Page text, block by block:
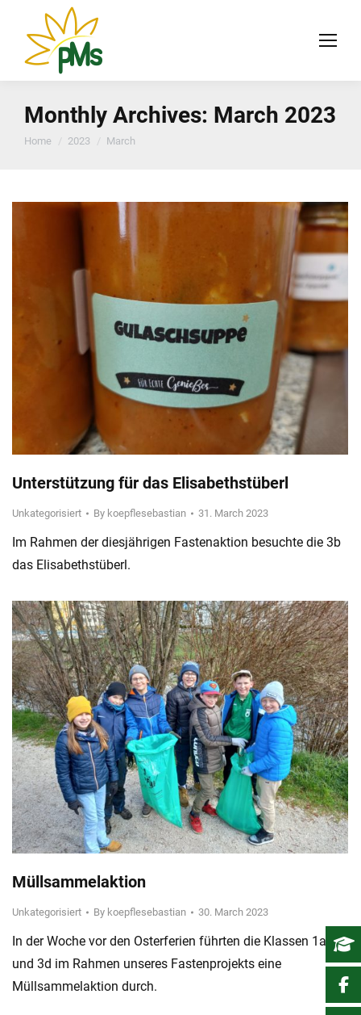
Monthly Archives: March 2023
You are here:
Home 2023 March
Unterstützung für das Elisabethstüberl
Unkategorisiert By koepflesebastian 31. March 2023
Im Rahmen der diesjährigen Fastenaktion besuchte die 3b
das Elisabethstüberl.
Müllsammelaktion
Unkategorisiert By koepflesebastian 30. March 2023
In der Woche vor den Osterferien führten die Klassen 1a, 2d
und 3d im Rahmen unseres Fastenprojekts eine
Müllsammelaktion durch.